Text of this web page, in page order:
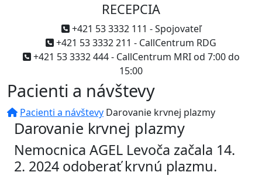
RECEPCIA
+421 53 3332 111 - Spojovateľ
+421 53 3332 211 - CallCentrum RDG
+421 53 3332 444 - CallCentrum MRI od 7:00 do
15:00
Pacienti a návštevy
Pacienti a návštevy Darovanie krvnej plazmy
Darovanie krvnej plazmy
Nemocnica AGEL Levoča začala 14.
2. 2024 odoberať krvnú plazmu.